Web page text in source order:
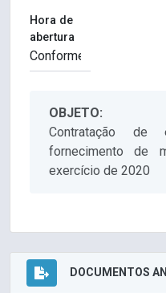
Hora de
abertura
OBJETO:
Contratação de
fornecimento de
exercício de 2020
DOCUMENTOS